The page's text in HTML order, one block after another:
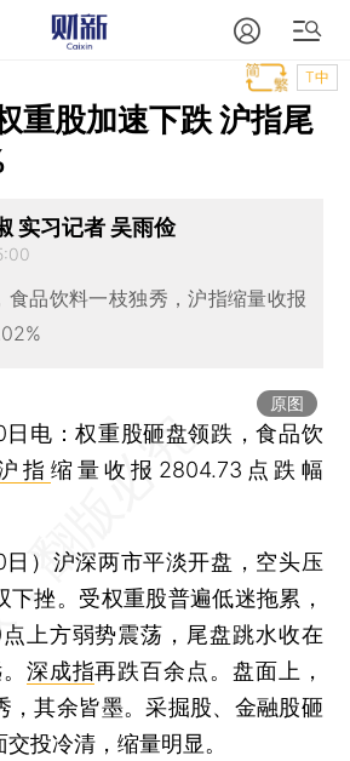
T中
重股加速下跌 沪指尾
实习记者 吴雨俭
食品饮料一枝独秀，沪指缩量收报
原图
电：权重股砸盘领跌，食品饮
指 缩量收报2804.73点跌幅
）沪深两市平淡开盘，空头压
下挫。受权重股普遍低迷拖累，
上方弱势震荡，尾盘跳水收在
深成指再跌百余点。盘面上，
，其余皆墨。采掘股、金融股砸
投冷清，缩量明显。